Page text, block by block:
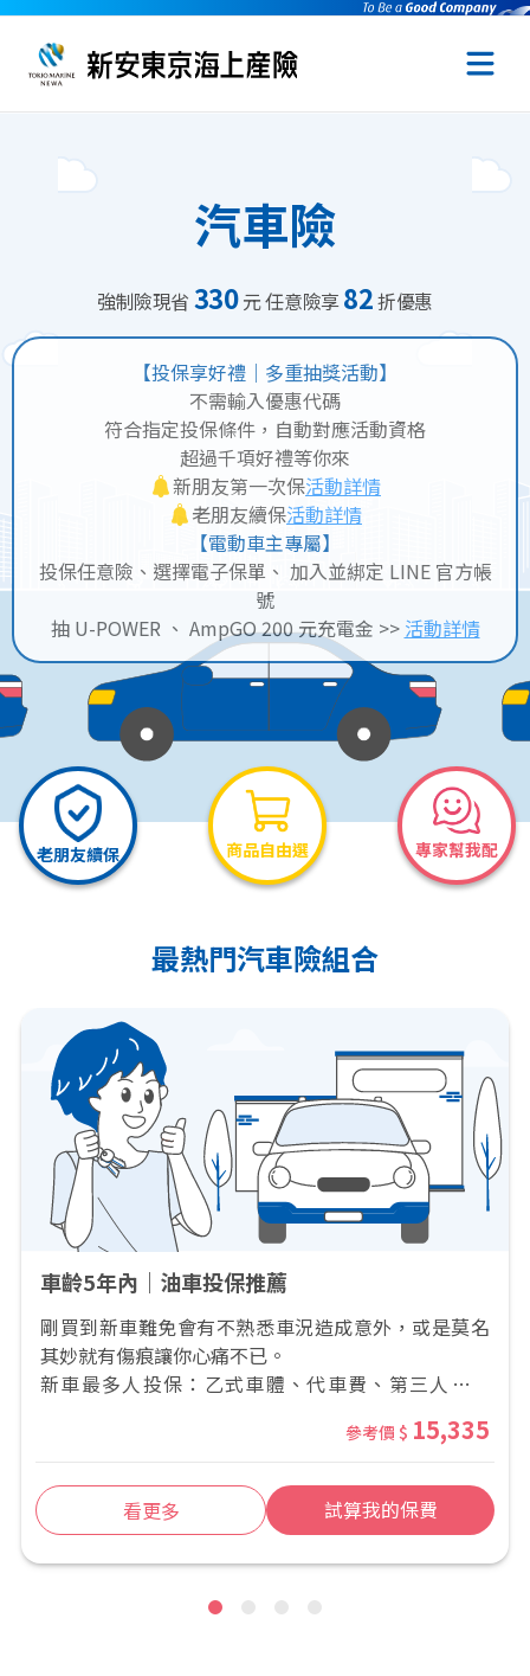
汽車險
強制險現省 330元 任意險享82折優惠
【投保享好禮｜多重抽獎活動】
不需輸入優惠代碼
符合指定投保條件，自動對應活動資格
超過千項好禮等你來
新朋友第一次保活動詳情
老朋友續保活動詳情
【電動車主專屬】
投保任意險、選擇電子保單、 加入並綁定 LINE 官方帳
號
抽 U-POWER 、 AmpGO 200 元充電金 >> 活動詳情
老朋友續保 商品自由選 專家幫我配
最熱門汽車險組合
車齡5年內｜油車投保推薦
剛買到新車難免會有不熟悉車況造成意外，或是莫名
其妙就有傷痕讓你心痛不已。
新車最多人投保：乙式車體、代車費、第三人責任
第三人責任險：撞到別人荷包有保障
超額責任險-國道倍增型開上國道保障升級兩倍
參考價 $ 15,335
看更多 試算我的保費